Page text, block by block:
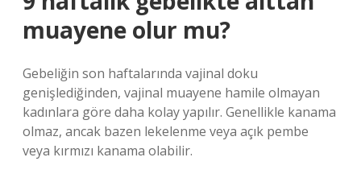
muayene olur mu?
Gebeliğin son haftalarında vajinal doku
genişlediğinden, vajinal muayene hamile olmayan
kadınlara göre daha kolay yapılır. Genellikle kanama
olmaz, ancak bazen lekelenme veya açık pembe
veya kırmızı kanama olabilir.